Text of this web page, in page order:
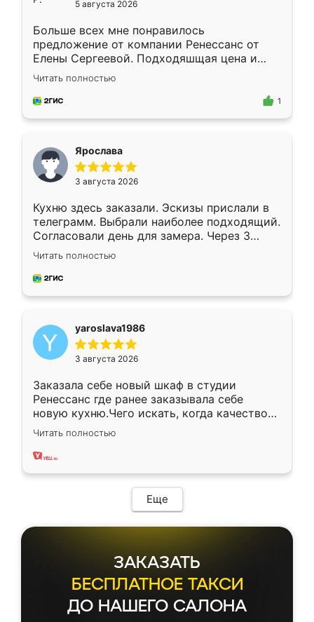
5 августа 2026
Больше всех мне понравилось
предложение от компании Ренессанс от
Елены Сергеевой. Подходяшщая цена и
короткие сроки изготовления. Приехавший
для замера сотрудник Владислав
предложил по моему эскизу самый
Читать полностью
1
Ярослава
3 августа 2026
Кухню здесь заказали. Эскизы прислали в
телеграмм. Выбрали наиболее подходящий.
Согласовали день для замера. Через 3
недели кухня была уже готова. Остались
довольны работой. Спасибо Ренессанс
мебель за качественную работу!
Читать полностью
yaroslava1986
3 августа 2026
Заказала себе новый шкаф в студии
Ренессанс где ранее заказывала себе
новую кухню.Чего искать, когда качеством
вполне довольна. Служит кухня уже почти
два года, нареканий нет.
Читать полностью
Еще
ЗАКАЗАТЬ
БЕСПЛАТНОЕ ТАКСИ
ДО НАШЕГО САЛОНА